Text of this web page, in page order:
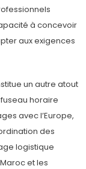
à concevoir
aux exigences
un autre atout
horaire
avec l’Europe,
des
logistique
et les